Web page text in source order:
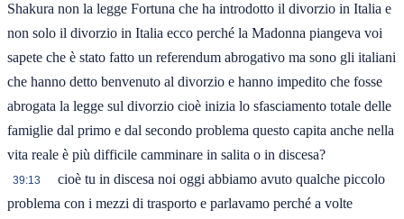
Shakura non la legge Fortuna che ha introdotto il divorzio in Italia e
non solo il divorzio in Italia ecco perché la Madonna piangeva voi
sapete che è stato fatto un referendum abrogativo ma sono gli italiani
che hanno detto benvenuto al divorzio e hanno impedito che fosse
abrogata la legge sul divorzio cioè inizia lo sfasciamento totale delle
famiglie dal primo e dal secondo problema questo capita anche nella
vita reale è più difficile camminare in salita o in discesa?
39:13
cioè tu in discesa noi oggi abbiamo avuto qualche piccolo
problema con i mezzi di trasporto e parlavamo perché a volte